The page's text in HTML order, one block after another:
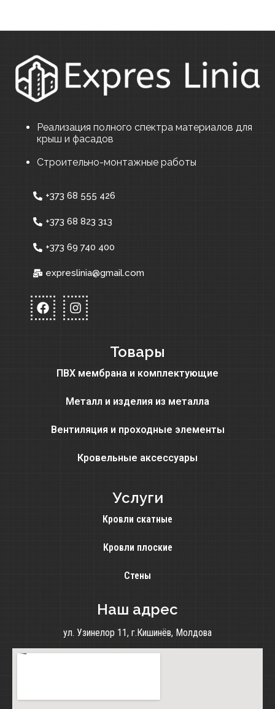
Реализация полного спектра материалов для
крыш и фасадов
Строительно-монтажные работы
+373 68 555 426
+373 68 823 313
+373 69 740 400
expreslinia@gmail.com
Товары
ПВХ мембрана и комплектующие
Металл и изделия из металла
Вентиляция и проходные элементы
Кровельные аксессуары
Услуги
Кровли скатные
Кровли плоские
Стены
Наш адрес
ул. Узинелор 11, г.Кишинёв, Молдова